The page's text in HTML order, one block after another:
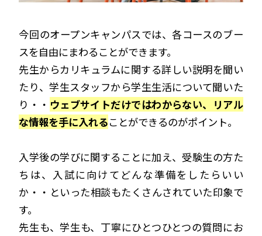
今回のオープンキャンパスでは、各コースのブー
スを自由にまわることができます。
先生からカリキュラムに関する詳しい説明を聞い
たり、学生スタッフから学生生活について聞いた
り・・ ウェブサイトだけではわからない、リアル
な情報を手に入れることができるのがポイント。
入学後の学びに関することに加え、受験生の方た
ちは、入試に向けてどんな準備をしたらいい
か・・といった相談もたくさんされていた印象で
す。
先生も、学生も、丁寧にひとつひとつの質問にお